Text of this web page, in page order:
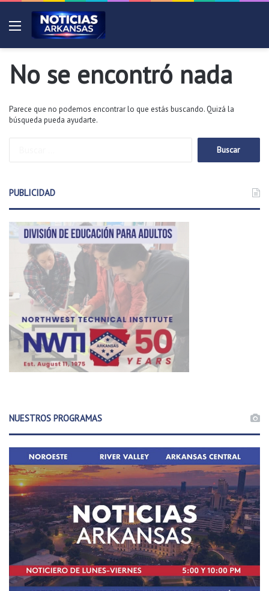
Menú
No se encontró nada
Parece que no podemos encontrar lo que estás buscando. Quizá la
búsqueda pueda ayudarte.
r
PUBLICIDAD
NUESTROS PROGRAMAS